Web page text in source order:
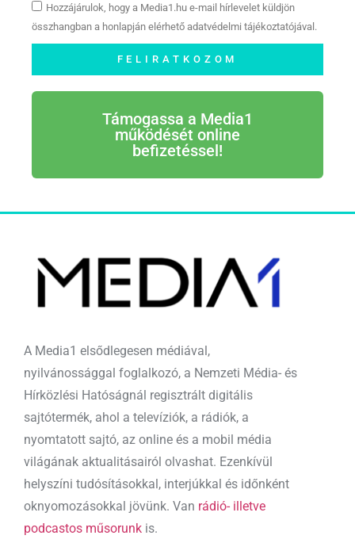
Hozzájárulok, hogy a Media1.hu e-mail hírlevelet küldjön
összhangban a honlapján elérhető adatvédelmi tájékoztatójával.
FELIRATKOZOM
Támogassa a Media1
működését online
befizetéssel!
A Media1 elsődlegesen médiával,
nyilvánossággal foglalkozó, a Nemzeti Média- és
Hírközlési Hatóságnál regisztrált digitális
sajtótermék, ahol a televíziók, a rádiók, a
nyomtatott sajtó, az online és a mobil média
világának aktualitásairól olvashat. Ezenkívül
helyszíni tudósításokkal, interjúkkal és időnként
oknyomozásokkal jövünk. Van rádió- illetve
podcastos műsorunk is.